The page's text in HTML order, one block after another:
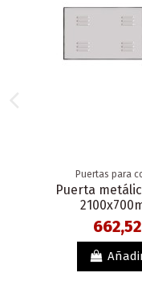
Puertas para
Puerta